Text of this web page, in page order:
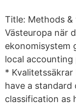
Title: Methods
Västeuropa när
ekonomisystem
local
*
have a
classification as